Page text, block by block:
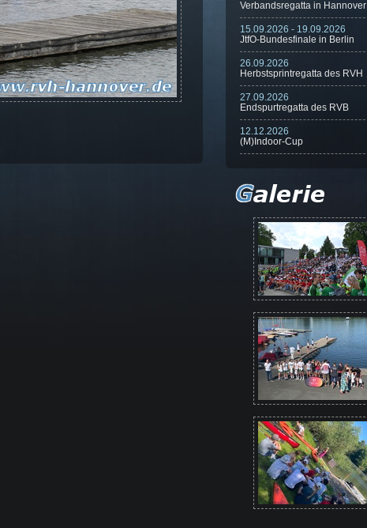
Verbandsregatta in Hannover
15.09.2026 - 19.09.2026
JtfO-Bundesfinale in Berlin
26.09.2026
Herbstsprintregatta des RVH
27.09.2026
Endspurtregatta des RVB
12.12.2026
(M)Indoor-Cup